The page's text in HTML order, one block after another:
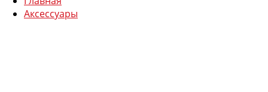
Аксессуары